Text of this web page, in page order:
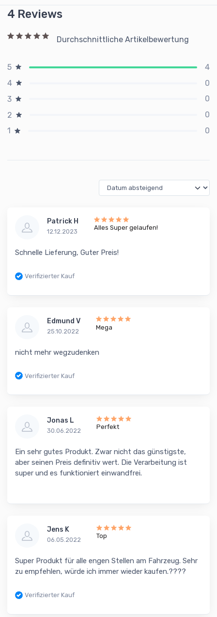
4 Reviews
Durchschnittliche Artikelbewertung
5
4
4
0
3
0
2
0
1
0
Patrick H
12.12.2023
Alles Super gelaufen!
Schnelle Lieferung, Guter Preis!
Verifizierter Kauf
Edmund V
25.10.2022
Mega
nicht mehr wegzudenken
Verifizierter Kauf
Jonas L
30.06.2022
Perfekt
Ein sehr gutes Produkt. Zwar nicht das günstigste,
aber seinen Preis definitiv wert. Die Verarbeitung ist
super und es funktioniert einwandfrei.
Jens K
06.05.2022
Top
Super Produkt für alle engen Stellen am Fahrzeug. Sehr
zu empfehlen, würde ich immer wieder kaufen.????
Verifizierter Kauf